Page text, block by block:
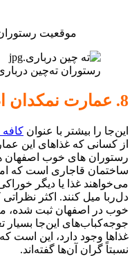
موقعیت
رستوران ته‌چین
8. عمارت نمکدان اصفهان
این‌جا را بیشتر با عنوان
از کسانی که غذاهای این
رستوران های خوب اصفهان
ساختمان قاجاری است که
می‌خواهند غذا یا دیگر
دل‌ربا میل کنند. اکثر
خوب در اصفهان ثبت شده،
جوجه‌‌کباب‌های این‌جا بسیار
غذاها وجود دارد، این است
نسبتاً گران آن‌ها گفته‌اند.